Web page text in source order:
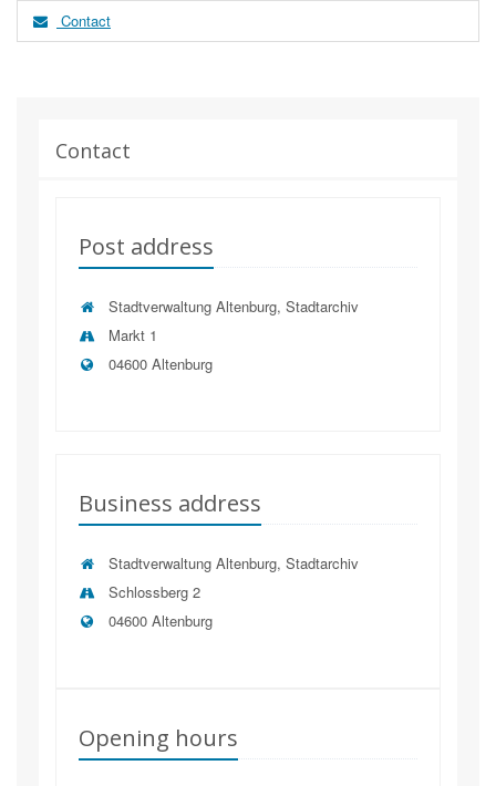
Contact
Contact
Post address
Stadtverwaltung Altenburg, Stadtarchiv
Markt 1
04600 Altenburg
Business address
Stadtverwaltung Altenburg, Stadtarchiv
Schlossberg 2
04600 Altenburg
Opening hours